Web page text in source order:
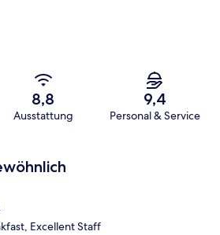
8,8
Ausstattung
9,4
Personal & Service
Excellent Staff